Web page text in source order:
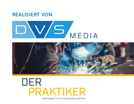
REALISIERT VON